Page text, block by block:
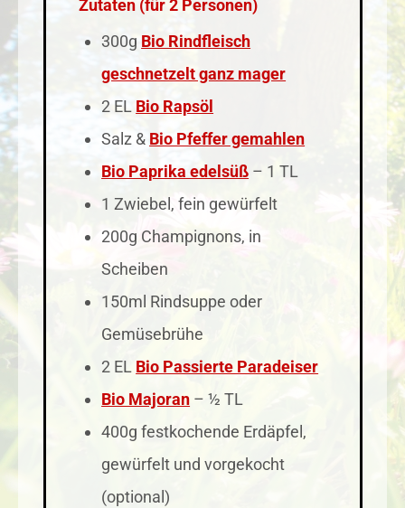
Zutaten (für 2 Personen)
300g Bio Rindfleisch
geschnetzelt ganz mager
2 EL Bio Rapsöl
Salz & Bio Pfeffer gemahlen
Bio Paprika edelsüß – 1 TL
1 Zwiebel, fein gewürfelt
200g Champignons, in
Scheiben
150ml Rindsuppe oder
Gemüsebrühe
2 EL Bio Passierte Paradeiser
Bio Majoran – ½ TL
400g festkochende Erdäpfel,
gewürfelt und vorgekocht
(optional)